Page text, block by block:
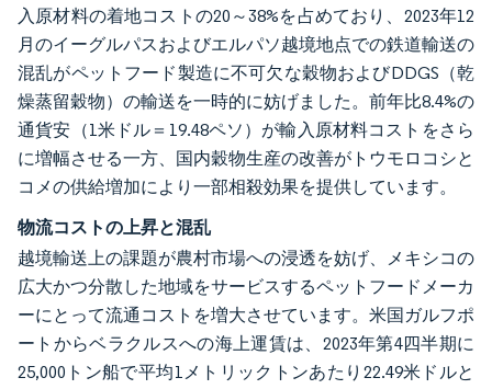
入原材料の着地コストの20～38%を占めており、2023年12
月のイーグルパスおよびエルパソ越境地点での鉄道輸送の
混乱がペットフード製造に不可欠な穀物およびDDGS（乾
燥蒸留穀物）の輸送を一時的に妨げました。前年比8.4%の
通貨安（1米ドル＝19.48ペソ）が輸入原材料コストをさら
に増幅させる一方、国内穀物生産の改善がトウモロコシと
コメの供給増加により一部相殺効果を提供しています。
物流コストの上昇と混乱
越境輸送上の課題が農村市場への浸透を妨げ、メキシコの
広大かつ分散した地域をサービスするペットフードメーカ
ーにとって流通コストを増大させています。米国ガルフポ
ートからベラクルスへの海上運賃は、2023年第4四半期に
25,000トン船で平均1メトリックトンあたり22.49米ドルと